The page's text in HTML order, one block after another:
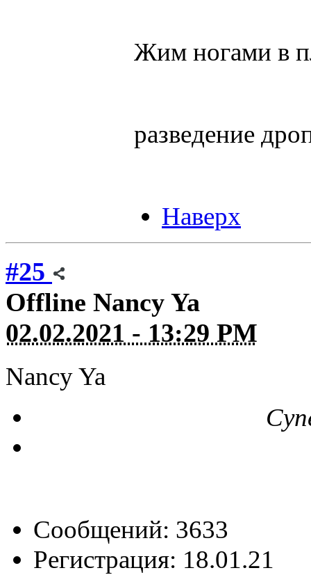
Жим ногами в
разведение
Наверх
#25
Offline Nancy Ya
02.02.2021 - 13:29 PM
Nancy Ya
Сообщений: 3633
Регистрация: 18.01.21